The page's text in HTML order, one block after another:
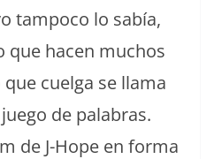
tampoco lo sabía,
que hacen muchos
cuelga se llama
de palabras.
de J-Hope en forma